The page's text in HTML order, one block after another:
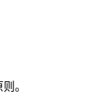
。